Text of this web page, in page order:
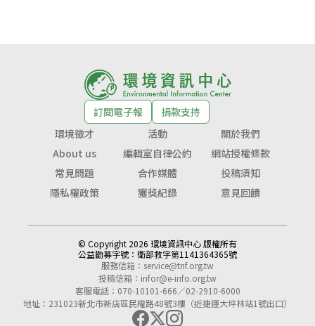
訂閱電子報
捐款支持
環境徵才
活動
關於我們
About us
編輯室自律公約
網站授權條款
常見問題
合作媒體
投稿須知
隱私權政策
獲獎紀錄 意見回饋
© Copyright 2026 環境資訊中心 版權所有
公益勸募字號： 衛部救字第1141364365號
服務信箱： service@tnf.org.tw
投稿信箱： infor@e-info.org.tw
客服電話：070-10101-666／02-2910-6000
地址：231023新北市新店區民權路48號3樓（近捷運大坪林站1號出口）